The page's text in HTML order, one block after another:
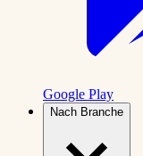
Google Play
Nach Branche